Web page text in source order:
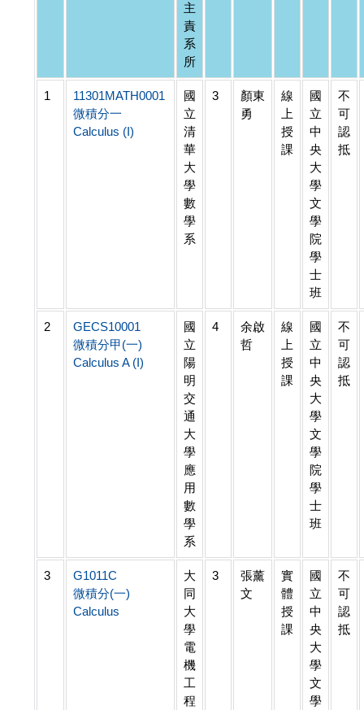
主
責
系
所
1
11301MATH0001
微積分一
Calculus (I)
國
立
清
華
大
學
數
學
系
3
顏東
勇
線
上
授
課
國
立
中
央
大
學
文
學
院
學
士
班
不
可
認
抵
2
GECS10001
微積分甲(一)
Calculus A (I)
國
立
陽
明
交
通
大
學
應
用
數
學
系
4
余啟
哲
線
上
授
課
國
立
中
央
大
學
文
學
院
學
士
班
不
可
認
抵
3
G1011C
微積分(一)
Calculus
大
同
大
學
電
機
工
程
3
張薰
文
實
體
授
課
國
立
中
央
大
學
文
學
不
可
認
抵